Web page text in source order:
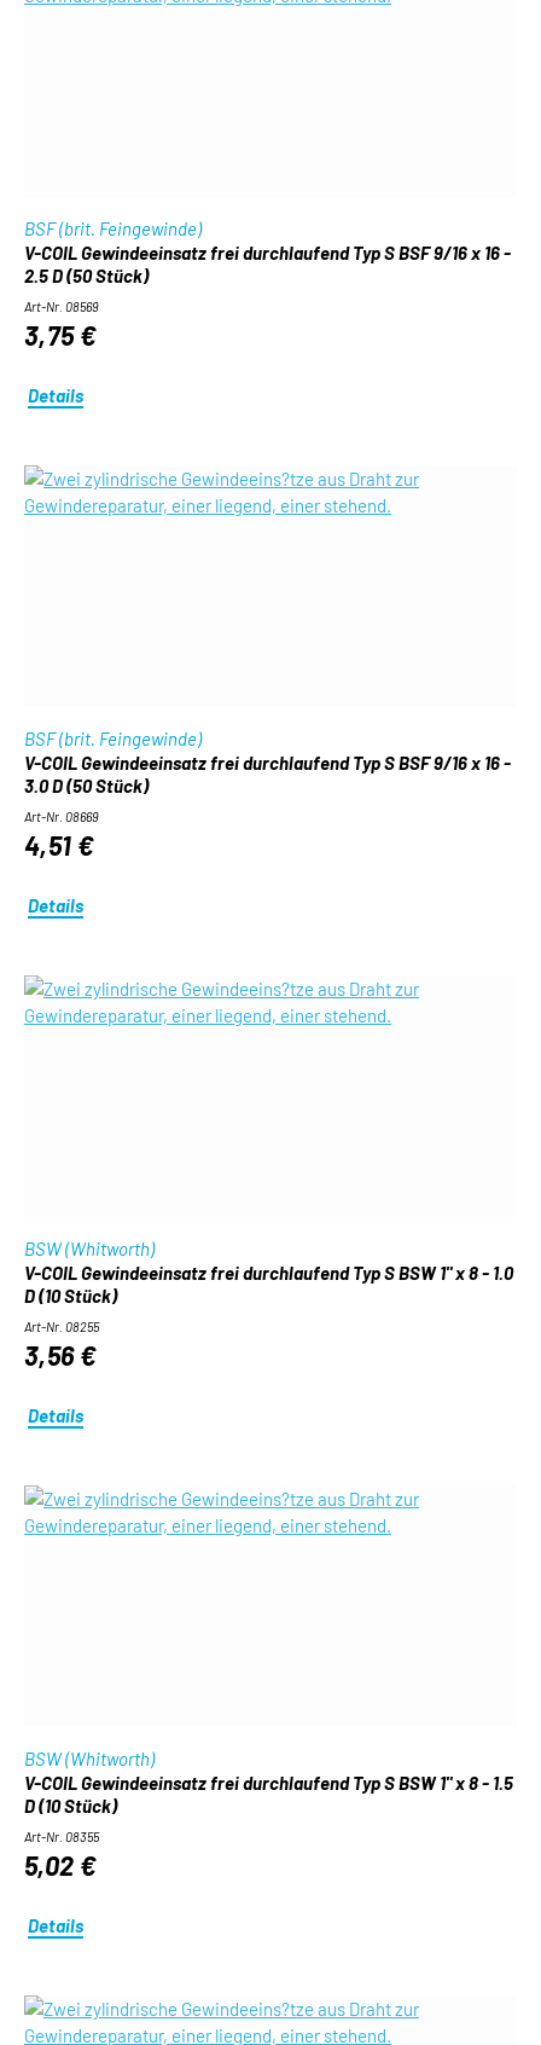
BSF (brit. Feingewinde)
V-COIL Gewindeeinsatz frei durchlaufend Typ S BSF 9/16 x 16 -
2.5 D (50 Stück)
Art-Nr. 08569
3,75 €
Details
BSF (brit. Feingewinde)
V-COIL Gewindeeinsatz frei durchlaufend Typ S BSF 9/16 x 16 -
3.0 D (50 Stück)
Art-Nr. 08669
4,51 €
Details
BSW (Whitworth)
V-COIL Gewindeeinsatz frei durchlaufend Typ S BSW 1" x 8 - 1.0
D (10 Stück)
Art-Nr. 08255
3,56 €
Details
BSW (Whitworth)
V-COIL Gewindeeinsatz frei durchlaufend Typ S BSW 1" x 8 - 1.5
D (10 Stück)
Art-Nr. 08355
5,02 €
Details